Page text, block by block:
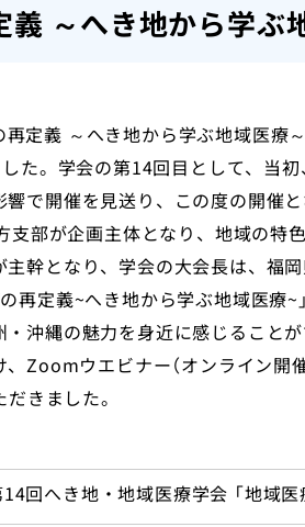
～へき地から学ぶ
再定義 ～へき地から学ぶ地域医療
した。学会の第14回目として、
で開催を見送り、この度の開催
方支部が企画主体となり、地域の
幹となり、学会の大会長は、福
再定義~へき地から学ぶ地域医療
沖縄の魅力を身近に感じること
Zoomウエビナー（オンライン開
きました。
回へき地・地域医療学会 「地域